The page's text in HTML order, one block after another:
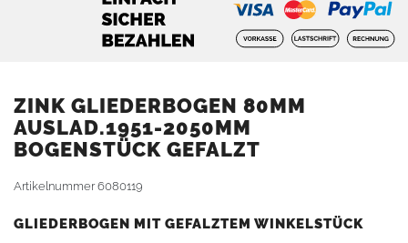
ZINK GLIEDERBOGEN 80MM
AUSLAD.1951-2050MM
BOGENSTÜCK GEFALZT
Artikelnummer6080119
GLIEDERBOGEN MIT GEFALZTEM WINKELSTÜCK